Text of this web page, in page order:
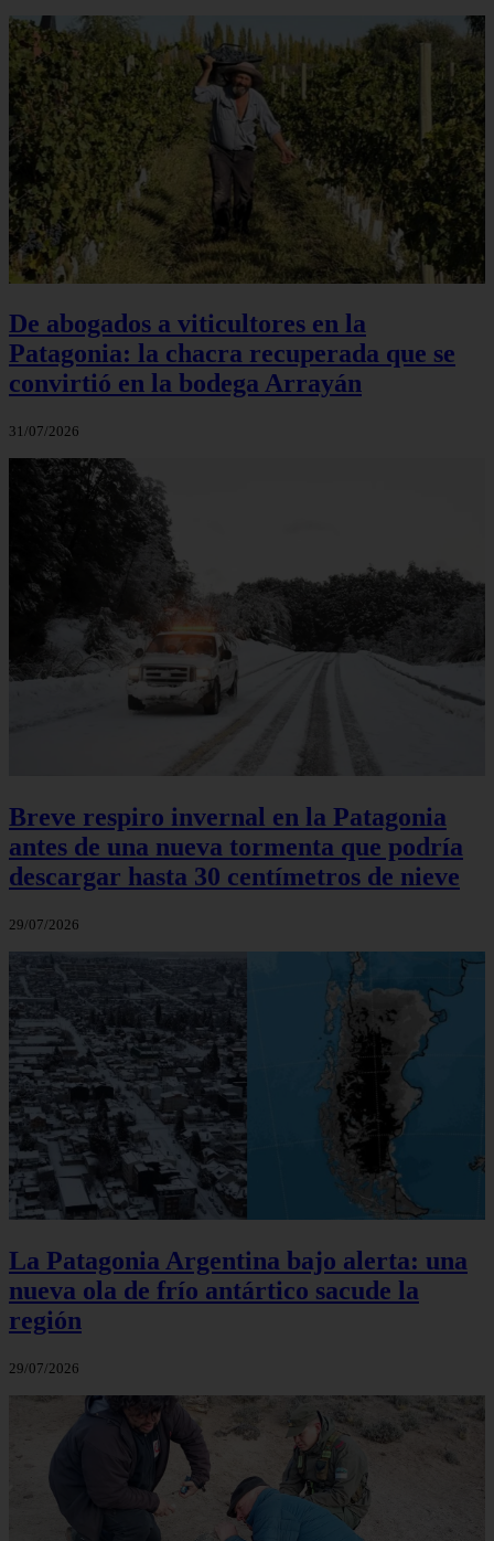
De abogados a viticultores en la
Patagonia: la chacra recuperada que se
convirtió en la bodega Arrayán
31/07/2026
Breve respiro invernal en la Patagonia
antes de una nueva tormenta que podría
descargar hasta 30 centímetros de nieve
29/07/2026
La Patagonia Argentina bajo alerta: una
nueva ola de frío antártico sacude la
región
29/07/2026